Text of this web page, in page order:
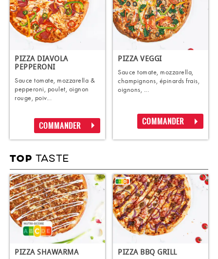
PIZZA DIAVOLA
PEPPERONI
Sauce tomate, mozzarella &
pepperoni, poulet, oignon
rouge, poiv...
COMMANDER
PIZZA VEGGI
Sauce tomate, mozzarella,
champignons, épinards frais,
oignons, ...
COMMANDER
TOP TASTE
PIZZA SHAWARMA PIZZA BBQ GRILL